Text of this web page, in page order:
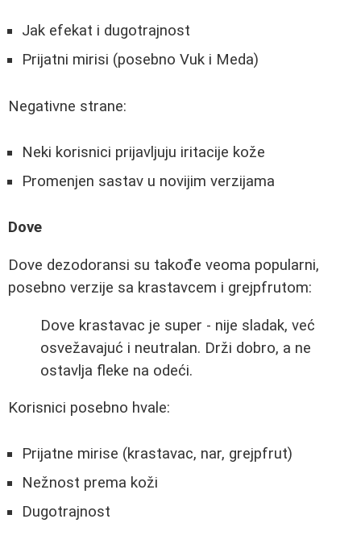
Jak efekat i dugotrajnost
Prijatni mirisi (posebno Vuk i Meda)
Negativne strane:
Neki korisnici prijavljuju iritacije kože
Promenjen sastav u novijim verzijama
Dove
Dove dezodoransi su takođe veoma popularni,
posebno verzije sa krastavcem i grejpfrutom:
Dove krastavac je super - nije sladak, već
osvežavajuć i neutralan. Drži dobro, a ne
ostavlja fleke na odeći.
Korisnici posebno hvale:
Prijatne mirise (krastavac, nar, grejpfrut)
Nežnost prema koži
Dugotrajnost